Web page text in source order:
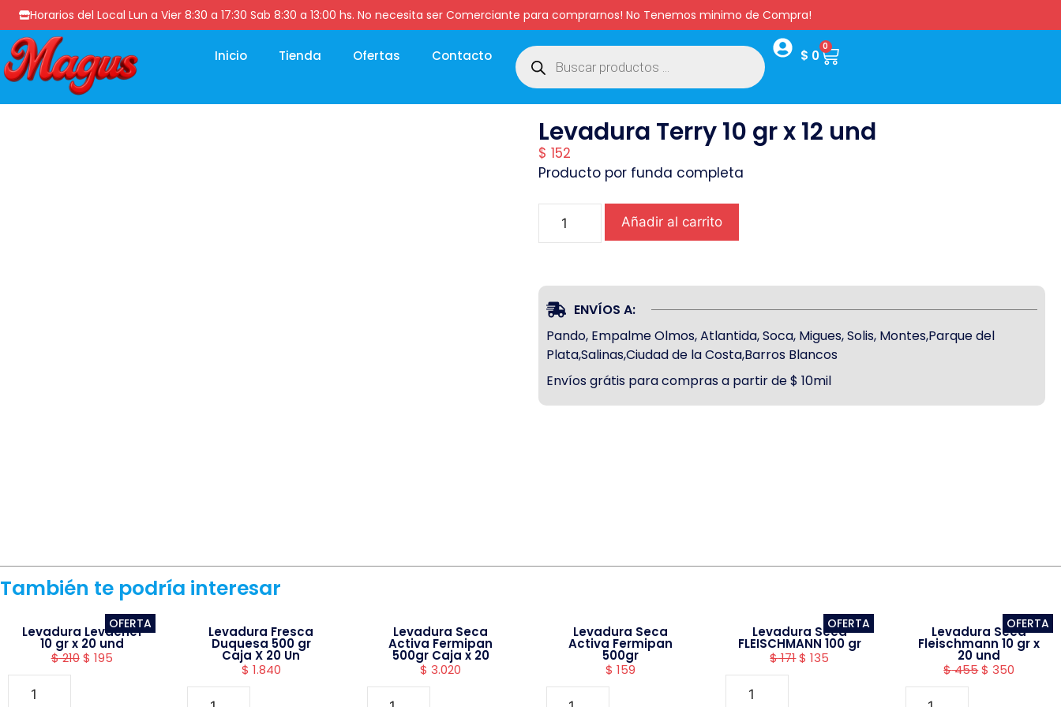
Horarios del Local Lun a Vier 8:30 a 17:30 Sab 8:30 a 13:00 hs. No necesita ser Comerciante para comprarnos! No Tenemos minimo de Compra!
Inicio Tienda Ofertas Contacto $ 0
0
Levadura Terry 10 gr x 12 und
$ 152
Producto por funda completa
Añadir al carrito
ENVÍOS A:
Pando, Empalme Olmos, Atlantida, Soca, Migues, Solis, Montes,Parque del
Plata,Salinas,Ciudad de la Costa,Barros Blancos
Envíos grátis para compras a partir de $ 10mil
También te podría interesar
OFERTA
Levadura Levachef
10 gr x 20 und
$210 $ 195
Levadura Fresca
Duquesa 500 gr
Caja X 20 Un
$ 1.840
Levadura Seca
Activa Fermipan
500gr Caja x 20
$ 3.020
Levadura Seca
Activa Fermipan
500gr
$ 159
OFERTA
Levadura Seca
FLEISCHMANN 100 gr
$171$ 135
OFERTA
Levadura Seca
Fleischmann 10 gr x
20 und
$455$ 350